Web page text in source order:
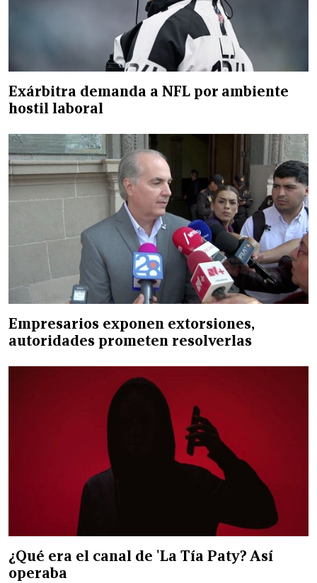
Exárbitra demanda a NFL por ambiente
hostil laboral
Empresarios exponen extorsiones,
autoridades prometen resolverlas
¿Qué era el canal de 'La Tía Paty? Así
operaba